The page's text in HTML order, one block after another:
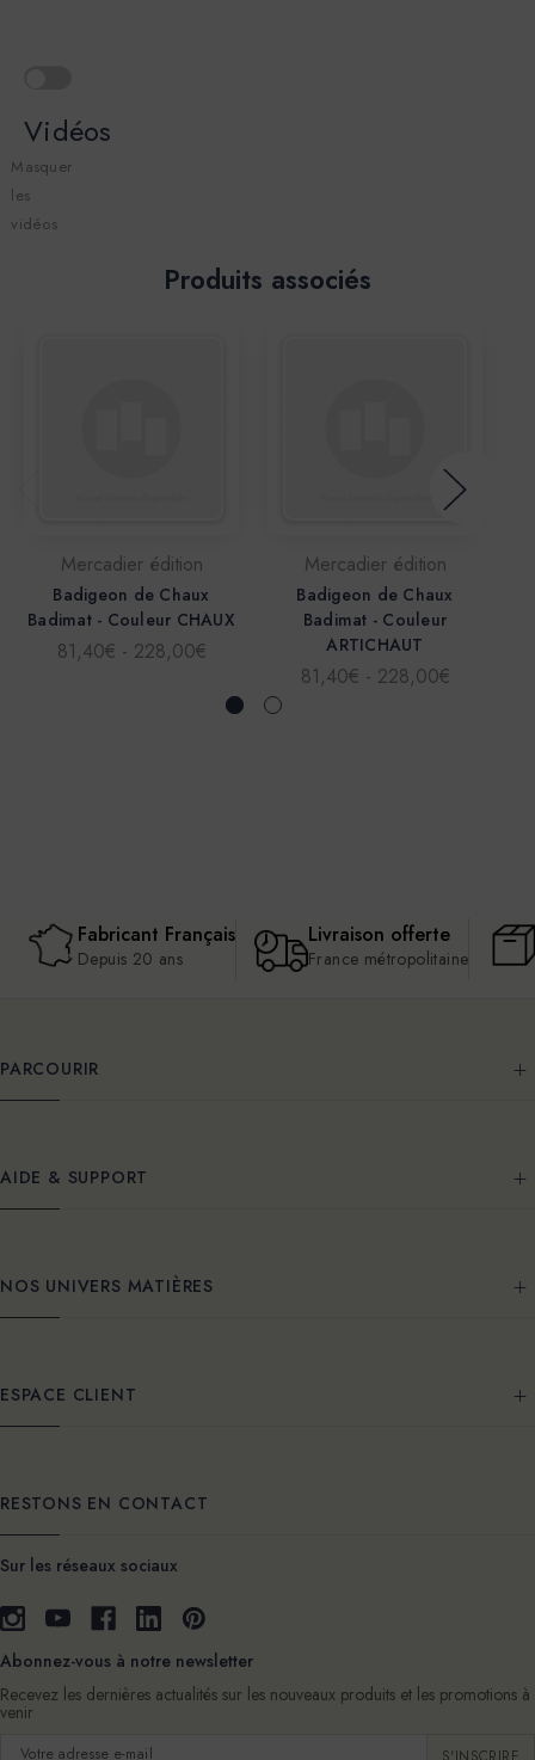
Vidéos
Masquer
les
vidéos
Produits associés
Mercadier édition
Badigeon de Chaux
Badimat - Couleur CHAUX
81,40€ - 228,00€
Mercadier édition
Badigeon de Chaux
Badimat - Couleur
ARTICHAUT
81,40€ - 228,00€
Fabricant Français
Depuis 20 ans
Livraison offerte
France métropolitaine
PARCOURIR
AIDE & SUPPORT
NOS UNIVERS MATIÈRES
ESPACE CLIENT
RESTONS EN CONTACT
Sur les réseaux sociaux
Abonnez-vous à notre newsletter
Recevez les dernières actualités sur les nouveaux produits et les promotions à
venir
Adresse